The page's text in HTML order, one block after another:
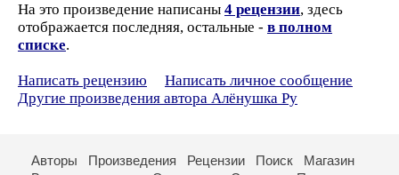
На это произведение написаны 4 рецензии, здесь
отображается последняя, остальные - в полном
списке.
Написать рецензию
Написать личное сообщение
Другие произведения автора Алёнушка Ру
Авторы Произведения Рецензии Поиск
Магазин